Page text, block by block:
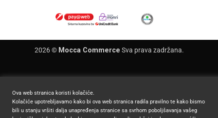
2026 © Mocca Commerce Sva prava zadržana.
Ova web stranica koristi kolačiće.
Kolačiće upotrebljavamo kako bi ova web stranica radila pravilno te kako bismo
bili u stanju vršiti dalja unapređenja stranice sa svrhom poboljšavanja vašeg